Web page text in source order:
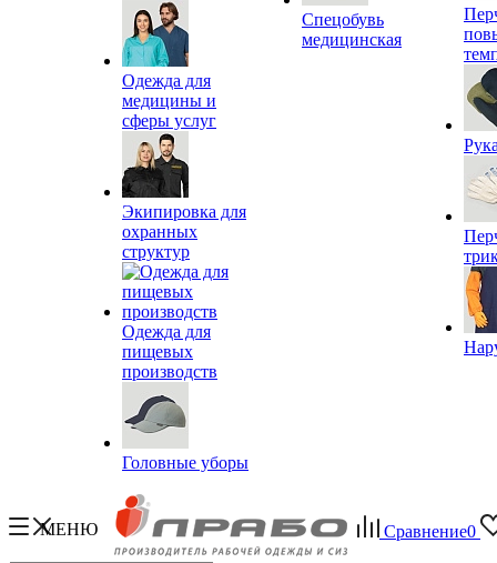
Одежда для
медицины и
сферы услуг
Экипировка для
охранных
структур
Одежда для
пищевых
производств
Головные уборы
Спецобувь
медицинская
МЕНЮ Сравнение0